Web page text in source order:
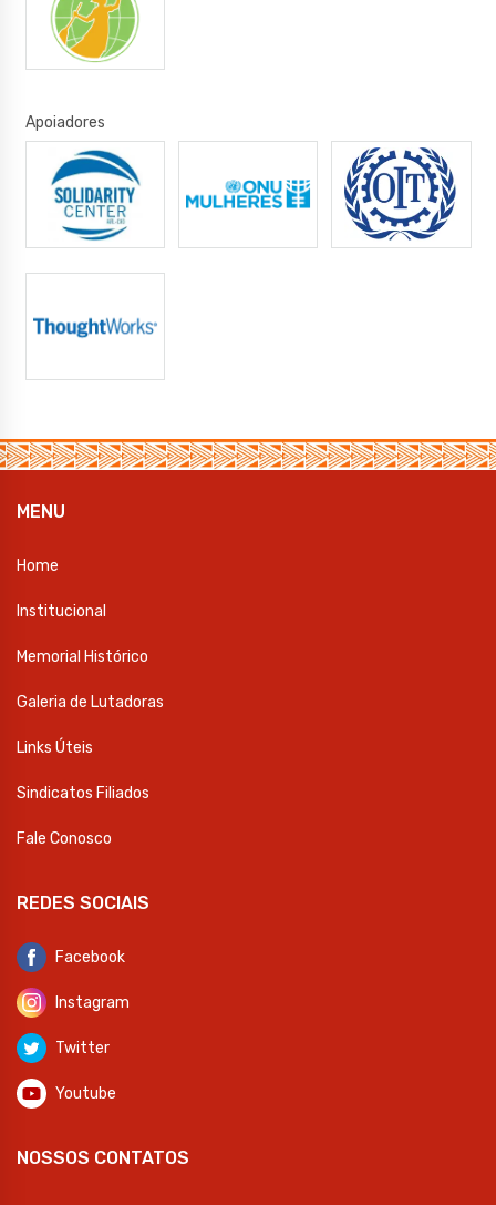
Apoiadores
MENU
Home
Institucional
Memorial Histórico
Galeria de Lutadoras
Links Úteis
Sindicatos Filiados
Fale Conosco
REDES SOCIAIS
Facebook
Instagram
Twitter
Youtube
NOSSOS CONTATOS